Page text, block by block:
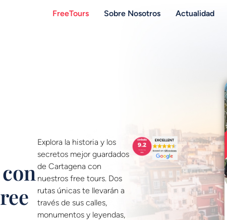
FreeTours Sobre Nosotros Actualidad
Explora la historia y los
secretos mejor guardados
de Cartagena con
nuestros free tours. Dos
rutas únicas te llevarán a
través de sus calles,
monumentos y leyendas,